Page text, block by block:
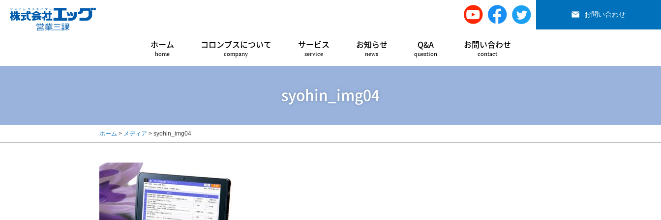
お問い合わせ
ホーム
home
コロンブスについて
company
サービス
service
お知らせ
news
Q&A
question
お問い合わせ
contact
syohin_img04
ホーム > メディア > syohin_img04